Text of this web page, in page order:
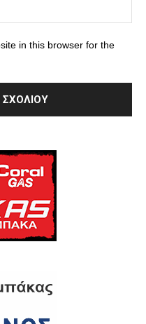
in this browser for the